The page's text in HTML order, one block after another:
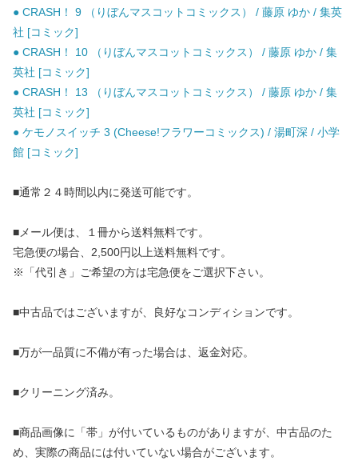
● CRASH！ 9 （りぼんマスコットコミックス） / 藤原 ゆか / 集英
社 [コミック]
● CRASH！ 10 （りぼんマスコットコミックス） / 藤原 ゆか / 集
英社 [コミック]
● CRASH！ 13 （りぼんマスコットコミックス） / 藤原 ゆか / 集
英社 [コミック]
● ケモノスイッチ 3 (Cheese!フラワーコミックス) / 湯町深 / 小学
館 [コミック]
■通常２４時間以内に発送可能です。
■メール便は、１冊から送料無料です。
宅急便の場合、2,500円以上送料無料です。
※「代引き」ご希望の方は宅急便をご選択下さい。
■中古品ではございますが、良好なコンディションです。
■万が一品質に不備が有った場合は、返金対応。
■クリーニング済み。
■商品画像に「帯」が付いているものがありますが、中古品のた
め、実際の商品には付いていない場合がございます。